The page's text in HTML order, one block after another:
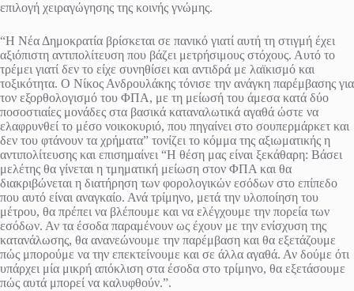
επιλογή χειραγώγησης της κοινής γνώμης.
“Η Νέα Δημοκρατία βρίσκεται σε πανικό γιατί αυτή τη στιγμή έχει
αξιόπιστη αντιπολίτευση που βάζει μετρήσιμους στόχους. Αυτό το
τρέμει γιατί δεν το είχε συνηθίσει και αντιδρά με λαϊκισμό και
τοξικότητα. Ο Νίκος Ανδρουλάκης τόνισε την ανάγκη παρέμβασης για
τον εξορθολογισμό του ΦΠΑ, με τη μείωσή του άμεσα κατά δύο
ποσοστιαίες μονάδες στα βασικά καταναλωτικά αγαθά ώστε να
ελαφρυνθεί το μέσο νοικοκυριό, που πηγαίνει στο σουπερμάρκετ και
δεν του φτάνουν τα χρήματα” τονίζει το κόμμα της αξιωματικής η
αντιπολίτευσης και επισημαίνει “Η θέση μας είναι ξεκάθαρη: Βάσει
μελέτης θα γίνεται η τμηματική μείωση στον ΦΠΑ και θα
διακριβώνεται η διατήρηση των φορολογικών εσόδων στο επίπεδο
που αυτό είναι αναγκαίο. Ανά τρίμηνο, μετά την υλοποίηση του
μέτρου, θα πρέπει να βλέπουμε και να ελέγχουμε την πορεία των
εσόδων. Αν τα έσοδα παραμένουν ως έχουν με την ενίσχυση της
κατανάλωσης, θα ανανεώνουμε την παρέμβαση και θα εξετάζουμε
πώς μπορούμε να την επεκτείνουμε και σε άλλα αγαθά. Αν δούμε ότι
υπάρχει μία μικρή απόκλιση στα έσοδα στο τρίμηνο, θα εξετάσουμε
πώς αυτά μπορεί να καλυφθούν.”.